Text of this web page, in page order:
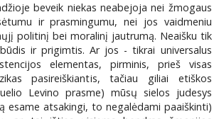
beveik niekas neabejoja nei žmogaus
ir prasmingumu, nei jos vaidmeniu
politinį bei moralinį jautrumą. Neaišku tik
ir prigimtis. Ar jos - tikrai universalus
elementas, pirminis, prieš visas
pasireiškiantis, tačiau giliai etiškos
Levino prasme) mūsų sielos judesys
esame atsakingi, to negalėdami paaiškinti)